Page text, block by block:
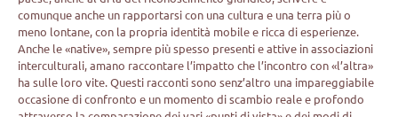
comunque anche un rapportarsi con una cultura e una terra più o
meno lontane, con la propria identità mobile e ricca di esperienze.
Anche le «native», sempre più spesso presenti e attive in associazioni
interculturali, amano raccontare l’impatto che l’incontro con «l’altra»
ha sulle loro vite. Questi racconti sono senz’altro una impareggiabile
occasione di confronto e un momento di scambio reale e profondo